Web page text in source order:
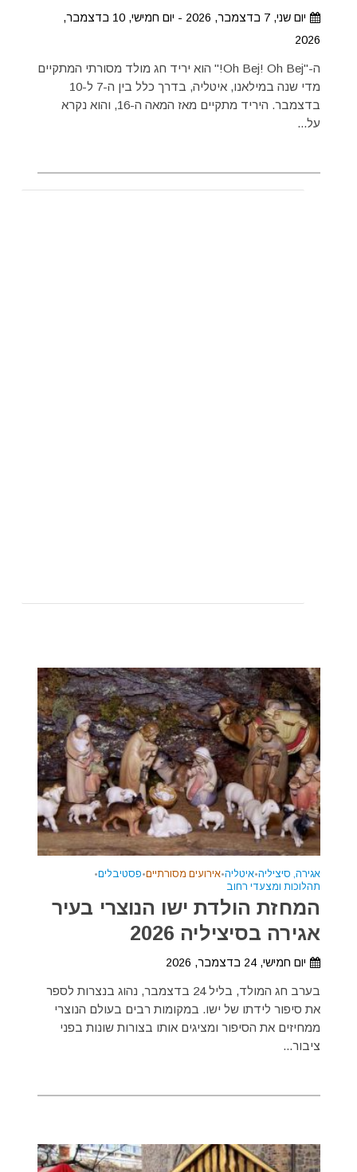
יום שני, 7 בדצמבר, 2026 - יום חמישי, 10 בדצמבר,
2026
ה-"Oh Bej! Oh Bej!" הוא יריד חג מולד מסורתי המתקיים
מדי שנה במילאנו, איטליה, בדרך כלל בין ה-7 ל-10
בדצמבר. היריד מתקיים מאז המאה ה-16, והוא נקרא
על...
אגירה, סיציליה•איטליה•אירועים מסורתיים•פסטיבלים•
תהלוכות ומצעדי רחוב
המחזת הולדת ישו הנוצרי בעיר
אגירה בסיציליה 2026
יום חמישי, 24 בדצמבר, 2026
בערב חג המולד, בליל 24 בדצמבר, נהוג בנצרות לספר
את סיפור לידתו של ישו. במקומות רבים בעולם הנוצרי
ממחיזים את הסיפור ומציגים אותו בצורות שונות בפני
ציבור...